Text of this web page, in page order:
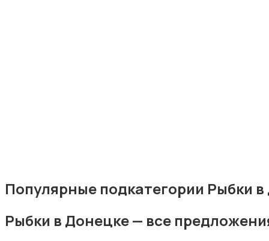
Популярные подкатегории Рыбки
Рыбки в Донецке — все